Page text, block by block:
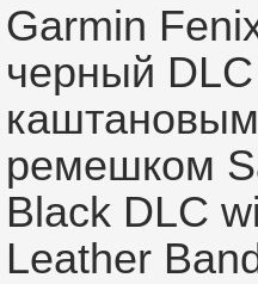
Garmin
черный
ремешком
Black DLC
Leather